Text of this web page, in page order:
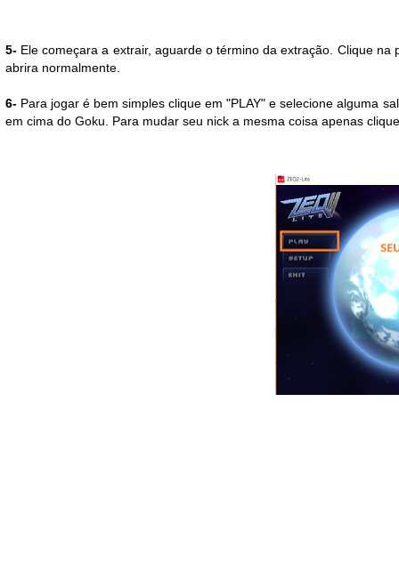
5- Ele começara a extrair, aguarde o término da extração. Clique
abrira normalmente.
6- Para jogar é bem simples clique em "PLAY" e selecione alguma
em cima do Goku. Para mudar seu nick a mesma coisa apenas